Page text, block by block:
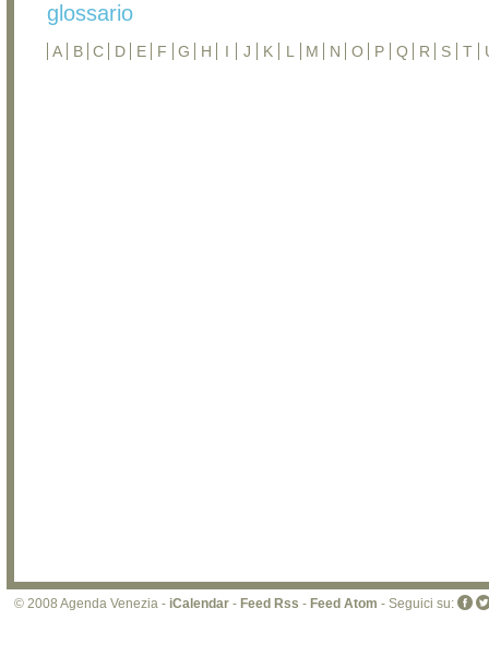
glossario
A B C D E F G H I J K L M N O P Q R S T
© 2008 Agenda Venezia - iCalendar - Feed Rss - Feed Atom - Seguici su: